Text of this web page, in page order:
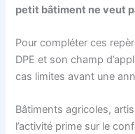
petit bâtiment ne veut
Pour compléter ces
DPE et son champ
cas limites avant une
Bâtiments agricoles,
l’activité prime sur le